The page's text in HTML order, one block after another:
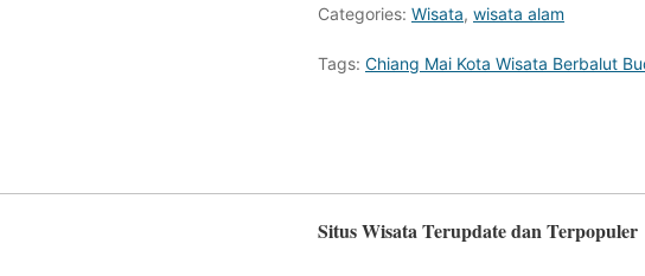
Categories: Wisata, wisata alam
Tags: Chiang Mai Kota Wisata Berbalut
Situs Wisata Terupdate dan Terpopuler